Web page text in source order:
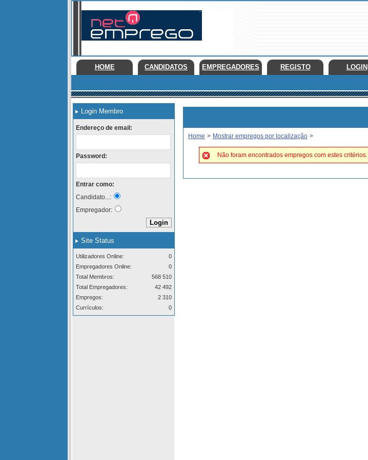
HOME CANDIDATOS EMPREGADORES REGISTO LOGIN
Login Membro
Endereço de email:
Password:
Entrar como:
Candidato...:
Empregador:
Site Status
Utilizadores Online:
0
Empregadores Online:
0
Total Membros:
568 510
Total Empregadores:
42 492
Empregos:
2 310
Currículos:
0
Home > Mostrar empregos por localização >
Não foram encontrados empregos com estes critérios.